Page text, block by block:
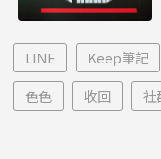
LINE Keep筆記
色色 收回 社